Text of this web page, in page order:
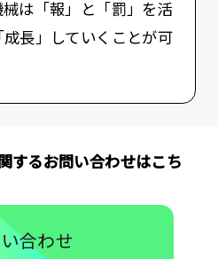
は「報」と「罰」を活
長」していくことが可
するお問い合わせはこち
合わせ